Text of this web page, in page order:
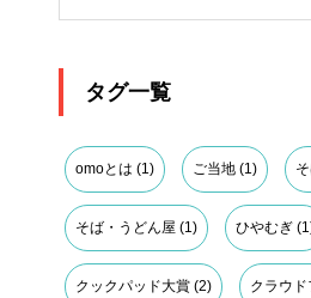
タグ一覧
omoとは (1) ご当地 (1)
そば・うどん屋 (1) ひやむぎ
クックパッド大賞 (2) クラウ